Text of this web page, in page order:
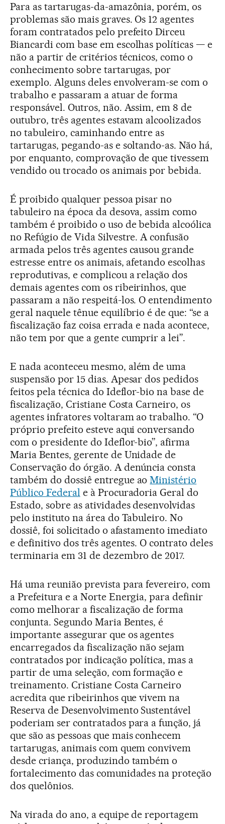
Para as tartarugas-da-amazônia, porém, os
problemas são mais graves. Os 12 agentes
foram contratados pelo prefeito Dirceu
Biancardi com base em escolhas políticas — e
não a partir de critérios técnicos, como o
conhecimento sobre tartarugas, por
exemplo. Alguns deles envolveram-se com o
trabalho e passaram a atuar de forma
responsável. Outros, não. Assim, em 8 de
outubro, três agentes estavam alcoolizados
no tabuleiro, caminhando entre as
tartarugas, pegando-as e soltando-as. Não há,
por enquanto, comprovação de que tivessem
vendido ou trocado os animais por bebida.
É proibido qualquer pessoa pisar no
tabuleiro na época da desova, assim como
também é proibido o uso de bebida alcoólica
no Refúgio de Vida Silvestre. A confusão
armada pelos três agentes causou grande
estresse entre os animais, afetando escolhas
reprodutivas, e complicou a relação dos
demais agentes com os ribeirinhos, que
passaram a não respeitá-los. O entendimento
geral naquele tênue equilíbrio é de que: “se a
fiscalização faz coisa errada e nada acontece,
não tem por que a gente cumprir a lei”.
E nada aconteceu mesmo, além de uma
suspensão por 15 dias. Apesar dos pedidos
feitos pela técnica do Ideflor-bio na base de
fiscalização, Cristiane Costa Carneiro, os
agentes infratores voltaram ao trabalho. “O
próprio prefeito esteve aqui conversando
com o presidente do Ideflor-bio”, afirma
Maria Bentes, gerente de Unidade de
Conservação do órgão. A denúncia consta
também do dossiê entregue aoMinistério
Público Federal e à Procuradoria Geral do
Estado, sobre as atividades desenvolvidas
pelo instituto na área do Tabuleiro. No
dossiê, foi solicitado o afastamento imediato
e definitivo dos três agentes. O contrato deles
terminaria em 31 de dezembro de 2017.
Há uma reunião prevista para fevereiro, com
a Prefeitura e a Norte Energia, para definir
como melhorar a fiscalização de forma
conjunta. Segundo Maria Bentes, é
importante assegurar que os agentes
encarregados da fiscalização não sejam
contratados por indicação política, mas a
partir de uma seleção, com formação e
treinamento. Cristiane Costa Carneiro
acredita que ribeirinhos que vivem na
Reserva de Desenvolvimento Sustentável
poderiam ser contratados para a função, já
que são as pessoas que mais conhecem
tartarugas, animais com quem convivem
desde criança, produzindo também o
fortalecimento das comunidades na proteção
dos quelônios.
Na virada do ano, a equipe de reportagem